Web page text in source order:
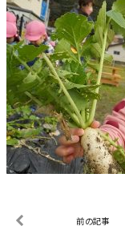
前の記事